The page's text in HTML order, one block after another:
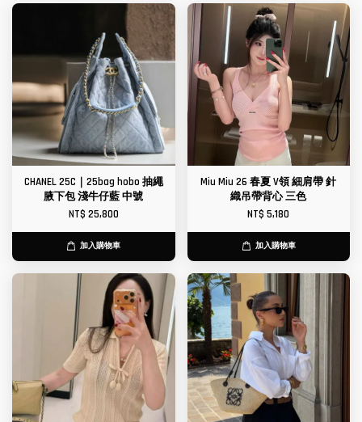
CHANEL 25C｜25bag hobo 抽繩
腋下包 淺牛仔藍 中號
NT$ 25,800
加入購物車
Miu Miu 26 春夏 V領 細肩帶 針
織吊帶背心 三色
NT$ 5,180
加入購物車